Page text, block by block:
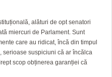
alături de opt senatori
miercuri de Parlament. Sunt
care au ridicat, încă din timpul
suspiciuni că ar încălca
scop obținerea garanției că